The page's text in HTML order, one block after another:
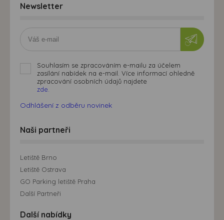
Newsletter
Souhlasím se zpracováním e-mailu za účelem
zasílání nabídek na e-mail. Více informací ohledně
zpracování osobních údajů najdete
zde.
Odhlášení z odběru novinek
Naši partneři
Letiště Brno
Letiště Ostrava
GO Parking letiště Praha
Další Partneři
Další nabídky